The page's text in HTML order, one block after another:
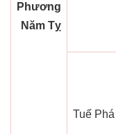
Phương
Năm Tỵ
Tuế Phá